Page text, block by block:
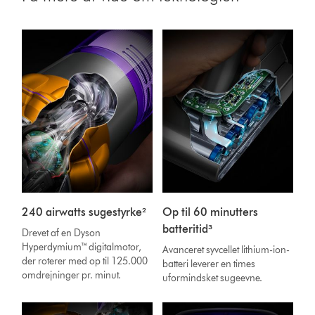
240 airwatts sugestyrke²
Drevet af en Dyson
Hyperdymium™ digitalmotor,
der roterer med op til 125.000
omdrejninger pr. minut.
Op til 60 minutters
batteritid³
Avanceret syvcellet lithium-ion-
batteri leverer en times
uformindsket sugeevne.